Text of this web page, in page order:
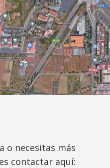
o necesitas más
contactar aquí: